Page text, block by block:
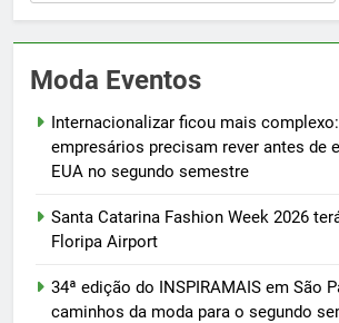
Moda Eventos
Internacionalizar ficou mais
empresários precisam rever antes de
EUA no segundo semestre
Santa Catarina Fashion Week 2026
Floripa Airport
34ª edição do INSPIRAMAIS em São
caminhos da moda para o segundo